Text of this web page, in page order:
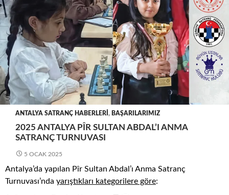
ANTALYA SATRANÇ HABERLERI , BAŞARILARIMIZ
2025 ANTALYA PÎR SULTAN ABDAL’I ANMA
SATRANÇ TURNUVASI
5 OCAK 2025
Antalya’da yapılan Pîr Sultan Abdal’ı Anma Satranç
Turnuvası’nda yarıştıkları kategorilere göre: